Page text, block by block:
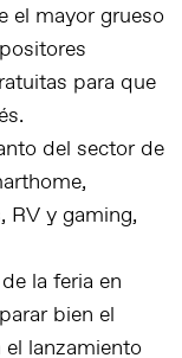
el mayor grueso
para que
del sector de
RV y gaming,
la feria en
bien el
lanzamiento